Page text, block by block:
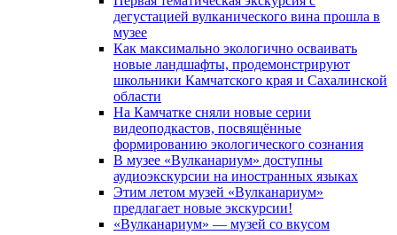
дегустацией вулканического вина прошла в
музее
Как максимально экологично осваивать
новые ландшафты, продемонстрируют
школьники Камчатского края и Сахалинской
области
На Камчатке сняли новые серии
видеоподкастов, посвящённые
формированию экологического сознания
В музее «Вулканариум» доступны
аудиоэкскурсии на иностранных языках
Этим летом музей «Вулканариум»
предлагает новые экскурсии!
«Вулканариум» — музей со вкусом